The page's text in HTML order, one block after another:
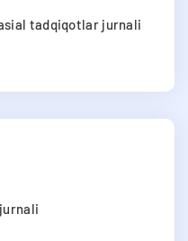
tadqiqotlar jurnali